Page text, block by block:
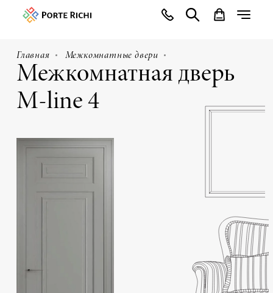
Главная Межкомнатные двери
Межкомнатная дверь
M-line 4